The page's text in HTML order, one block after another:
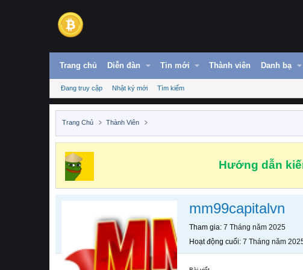
Trang chủ Diễn đàn Tin mới Thành viên Danh bạ
Đang truy cập Nhật ký mới Tìm kiếm
Trang Chủ Thành Viên
Hướng dẫn
mm99capitalvn
Tham gia 7 Tháng năm 2025
Hoạt động cuối 7 Tháng năm